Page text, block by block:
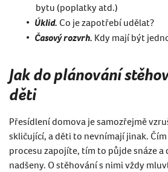
bytu (poplatky atd.)
Úklid. Co je zapotřebí udělat?
Časový rozvrh. Kdy mají být
Jak do plánování
děti
Přesídlení domova je samozřejmě
skličující, a děti to nevnímají jinak. Čím
procesu zapojíte, tím to půjde snáze
nadšeny. O stěhování s nimi vždy